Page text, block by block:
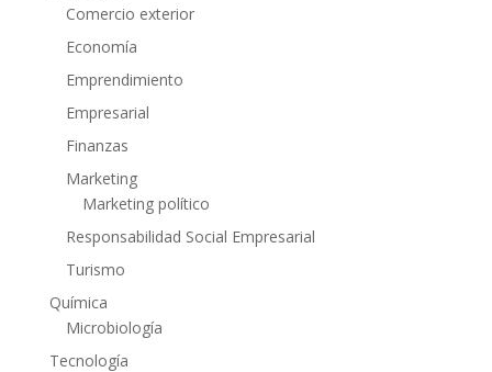
Comercio exterior
Economía
Emprendimiento
Empresarial
Finanzas
Marketing
Marketing político
Responsabilidad Social Empresarial
Turismo
Química
Microbiología
Tecnología